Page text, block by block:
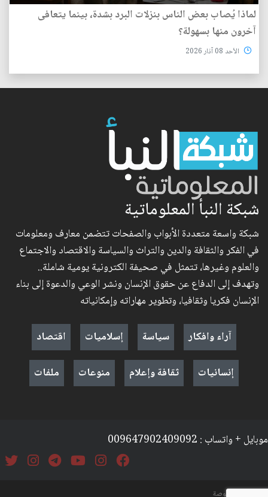
لماذا يُصاب بعض الناس بنزلات البرد بشدة، بينما يتعافى
آخرون منها بسهولة؟
الأحد 08 آذار 2026
شبكة النبأ المعلوماتية
شبكة واسعة متعددة الأبواب والصفحات تتضمن معارف ومعلومات
في الفكر والثقافة والدين والتراث والسياسة والاقتصاد والاجتماع
والعلوم وغيرها، تتمثل في صحيفة الكترونية يومية شاملة..
وتهدف إلى الدفاع عن حقوق الإنسان ونشر الوعي والدعوة إلى بناء
الإنسان فكريا وثقافيا، وتطوير مهاراته وإمكانياته
آراء وافكار
سياسة إسلاميات
اقتصاد
إنسانيات
ثقافة وإعلام منوعات ملفات
موبايل + واتساب : 009647902409092
السياسة والخصوصة